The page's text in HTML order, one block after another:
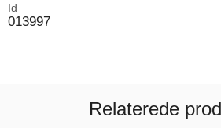
Id
013997
Relaterede